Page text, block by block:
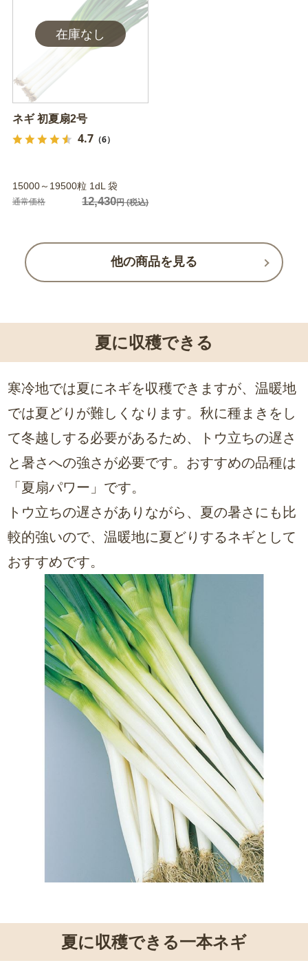
ネギ 初夏扇2号
4.7（6）
15000～19500粒 1dL 袋
通常価格 12,430円(税込)
他の商品を見る
夏に収穫できる
寒冷地では夏にネギを収穫できますが、温暖地
では夏どりが難しくなります。秋に種まきをし
て冬越しする必要があるため、トウ立ちの遅さ
と暑さへの強さが必要です。おすすめの品種は
「夏扇パワー」です。
トウ立ちの遅さがありながら、夏の暑さにも比
較的強いので、温暖地に夏どりするネギとして
おすすめです。
夏に収穫できる一本ネギ